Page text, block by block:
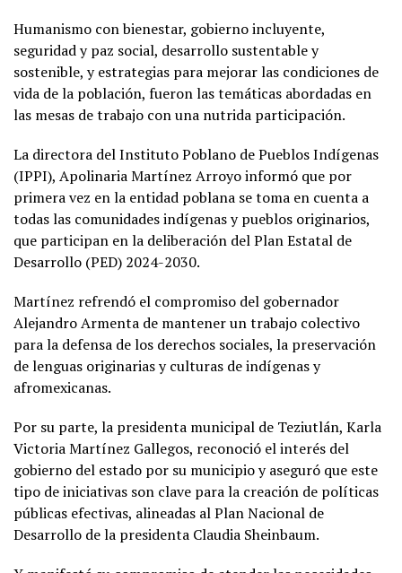
Humanismo con bienestar, gobierno incluyente,
seguridad y paz social, desarrollo sustentable y
sostenible, y estrategias para mejorar las condiciones de
vida de la población, fueron las temáticas abordadas en
las mesas de trabajo con una nutrida participación.
La directora del Instituto Poblano de Pueblos Indígenas
(IPPI), Apolinaria Martínez Arroyo informó que por
primera vez en la entidad poblana se toma en cuenta a
todas las comunidades indígenas y pueblos originarios,
que participan en la deliberación del Plan Estatal de
Desarrollo (PED) 2024-2030.
Martínez refrendó el compromiso del gobernador
Alejandro Armenta de mantener un trabajo colectivo
para la defensa de los derechos sociales, la preservación
de lenguas originarias y culturas de indígenas y
afromexicanas.
Por su parte, la presidenta municipal de Teziutlán, Karla
Victoria Martínez Gallegos, reconoció el interés del
gobierno del estado por su municipio y aseguró que este
tipo de iniciativas son clave para la creación de políticas
públicas efectivas, alineadas al Plan Nacional de
Desarrollo de la presidenta Claudia Sheinbaum.